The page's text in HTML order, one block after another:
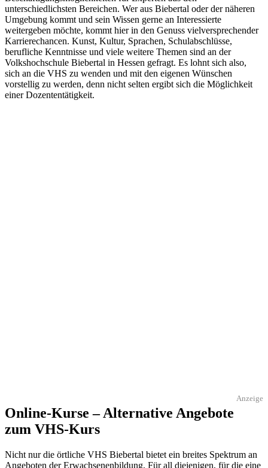
unterschiedlichsten Bereichen. Wer aus Biebertal oder der näheren
Umgebung kommt und sein Wissen gerne an Interessierte
weitergeben möchte, kommt hier in den Genuss vielversprechender
Karrierechancen. Kunst, Kultur, Sprachen, Schulabschlüsse,
berufliche Kenntnisse und viele weitere Themen sind an der
Volkshochschule Biebertal in Hessen gefragt. Es lohnt sich also,
sich an die VHS zu wenden und mit den eigenen Wünschen
vorstellig zu werden, denn nicht selten ergibt sich die Möglichkeit
einer Dozententätigkeit.
Anzeige
Online-Kurse – Alternative Angebote
zum VHS-Kurs
Nicht nur die örtliche VHS Biebertal bietet ein breites Spektrum an
Angeboten der Erwachsenenbildung. Für all diejenigen, für die eine